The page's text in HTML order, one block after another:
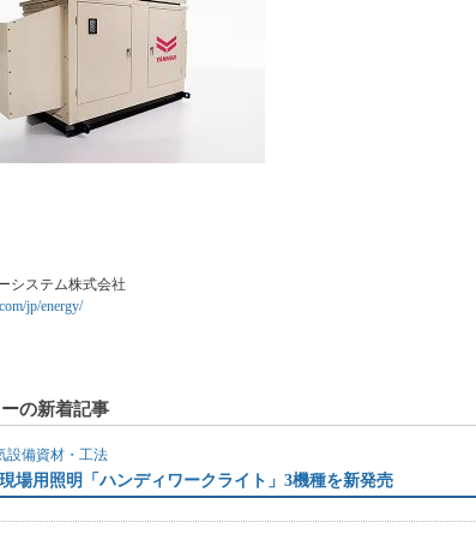
システム株式会社
jp/energy/
の新着記事
設備資材・工法
場用照明「ハンディワークライト」3機種を新発売